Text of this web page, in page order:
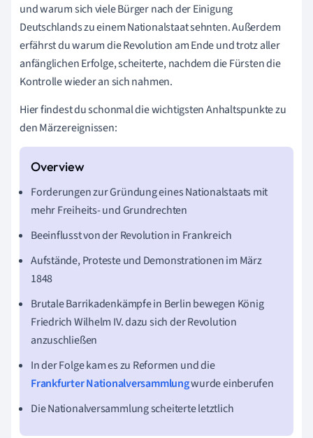
und warum sich viele Bürger nach der Einigung
Deutschlands zu einem Nationalstaat sehnten. Außerdem
erfährst du warum die Revolution am Ende und trotz aller
anfänglichen Erfolge, scheiterte, nachdem die Fürsten die
Kontrolle wieder an sich nahmen.
Hier findest du schonmal die wichtigsten Anhaltspunkte zu
den Märzereignissen:
Forderungen zur Gründung eines Nationalstaats mit
mehr Freiheits- und Grundrechten
Beeinflusst von der Revolution in Frankreich
Aufstände, Proteste und Demonstrationen im März
1848
Brutale Barrikadenkämpfe in Berlin bewegen König
Friedrich Wilhelm IV. dazu sich der Revolution
anzuschließen
In der Folge kam es zu Reformen und die
Frankfurter Nationalversammlungwurde einberufen
Die Nationalversammlung scheiterte letztlich